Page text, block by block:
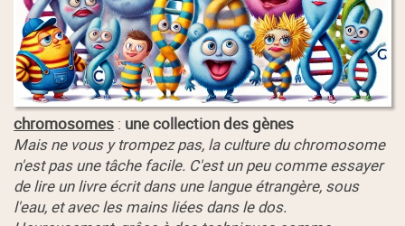
chromosomes : une collection des gènes
Mais ne vous y trompez pas, la culture du chromosome
n'est pas une tâche facile. C'est un peu comme essayer
de lire un livre écrit dans une langue étrangère, sous
l'eau, et avec les mains liées dans le dos.